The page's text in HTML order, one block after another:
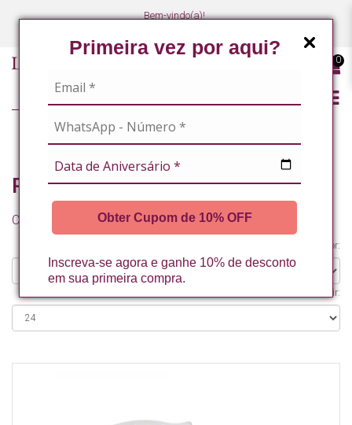
Primeira vez por aqui?
Obter Cupom de 10% OFF
Inscreva-se agora e ganhe 10% de desconto
em sua primeira compra.
Bem-vindo(a)!
0
Rosto
Comparação de produtos (0)
Organizar por:
Exibir: